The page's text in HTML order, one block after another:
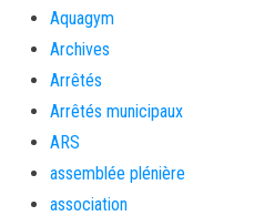
Aquagym
Archives
Arrêtés
Arrêtés municipaux
ARS
assemblée plénière
association